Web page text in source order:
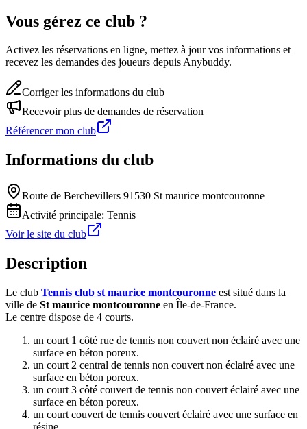
Vous gérez ce club ?
Activez les réservations en ligne, mettez à jour vos informations et
recevez les demandes des joueurs depuis Anybuddy.
Corriger les informations du club
Recevoir plus de demandes de réservation
Référencer mon club
Informations du club
Route de Berchevillers 91530 St maurice montcouronne
Activité principale: Tennis
Voir le site du club
Description
Le club Tennis club st maurice montcouronne est situé dans la
ville de St maurice montcouronne en Île-de-France.
Le centre dispose de 4 courts.
un court 1 côté rue de tennis non couvert non éclairé avec une
surface en béton poreux.
un court 2 central de tennis non couvert non éclairé avec une
surface en béton poreux.
un court 3 côté couvert de tennis non couvert éclairé avec une
surface en béton poreux.
un court couvert de tennis couvert éclairé avec une surface en
résine.